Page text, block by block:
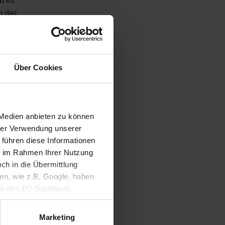
Über Cookies
anbieten zu können
Verwendung unserer
diese Informationen
Rahmen Ihrer Nutzung
in die Übermittlung
wie z.B. Google, haben
den EU-Standards
fehlen. Daher
ohne dass
Marketing
das
wie
sonst
bei